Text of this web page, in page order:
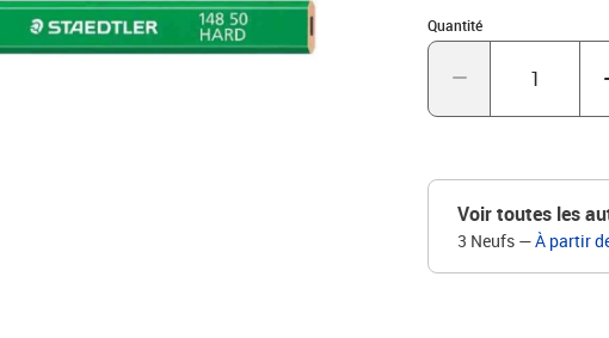
Quantité
Quantité : 1
Voir toutes les
3 Neufs —À partir